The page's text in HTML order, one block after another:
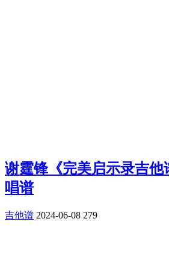
谢霆锋《完美启示录吉他
唱谱
吉他谱 2024-06-08 279